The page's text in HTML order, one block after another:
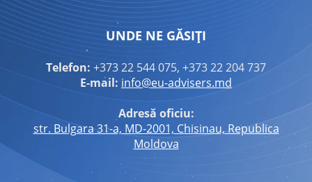
UNDE NE GĂSIȚI
Telefon: +373 22 544 075, +373 22 204 737
E-mail: info@eu-advisers.md
Adresă oficiu:
str. Bulgara 31-a, MD-2001, Chisinau, Republica
Moldova